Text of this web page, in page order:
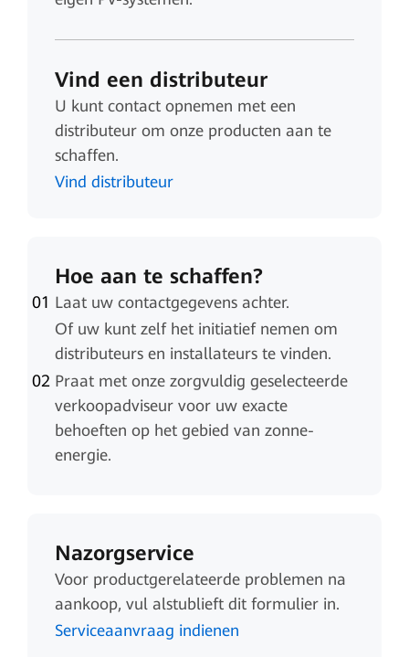
Vind een distributeur
U kunt contact opnemen met een
distributeur om onze producten aan te
schaffen.
Vind distributeur
Hoe aan te schaffen?
Laat uw contactgegevens achter.
Of uw kunt zelf het initiatief nemen om
distributeurs en installateurs te vinden.
Praat met onze zorgvuldig geselecteerde
verkoopadviseur voor uw exacte
behoeften op het gebied van zonne-
energie.
Nazorgservice
Voor productgerelateerde problemen na
aankoop, vul alstublieft dit formulier in.
Serviceaanvraag indienen